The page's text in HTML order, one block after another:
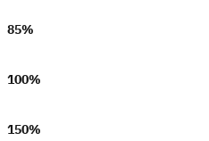
85%
100%
150%